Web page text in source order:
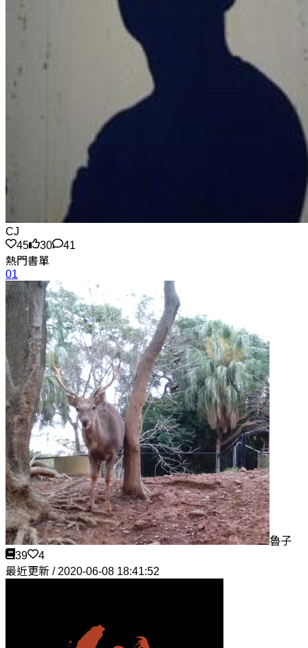
CJ
45
30
41
熱門書單
01
魯子
39
4
最近更新 / 2020-06-08 18:41:52